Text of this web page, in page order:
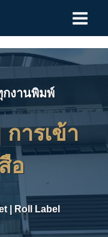
กงานพิมพ์
การเข้า
อ
| Roll Label